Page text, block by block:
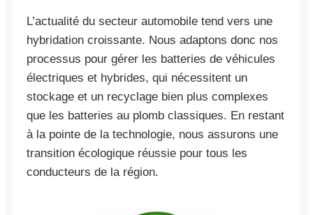
L’actualité du secteur automobile tend vers une
hybridation croissante. Nous adaptons donc nos
processus pour gérer les batteries de véhicules
électriques et hybrides, qui nécessitent un
stockage et un recyclage bien plus complexes
que les batteries au plomb classiques. En restant
à la pointe de la technologie, nous assurons une
transition écologique réussie pour tous les
conducteurs de la région.